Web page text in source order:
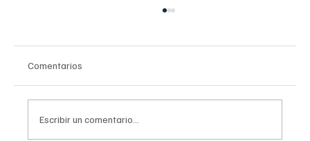
Comentarios
Escribir un comentario...